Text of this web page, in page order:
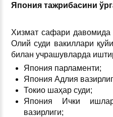
Япония тажрибасини
Хизмат сафари давомида
Олий суди вакиллари
билан учрашувларда
Япония парламенти;
Япония Адлия
Токио шаҳар суди;
Япония Ички
вазирлиги;